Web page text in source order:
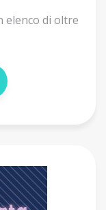
elenco di oltre